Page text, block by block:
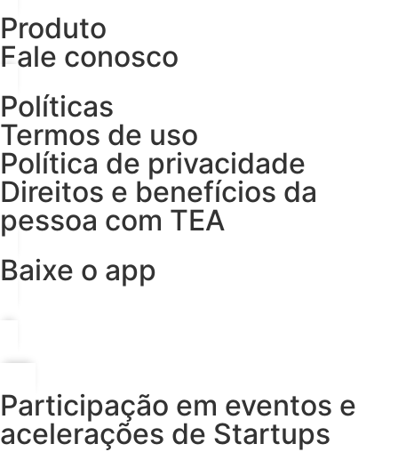
Produto
Fale conosco
Políticas
Termos de uso
Política de privacidade
Direitos e benefícios da
pessoa com TEA
Baixe o app
Participação em eventos e
acelerações de Startups